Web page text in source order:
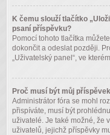
K čemu slouží tlačítko
psaní příspěvku?
Pomocí tohoto tlačítka
dokončit a odeslat později.
„Uživatelský panel“, ve
Proč musí být můj
Administrátor fóra se mohl
přispíváte, musí být
uživatelé. Je také možné, že
uživatelů, jejichž příspěvky